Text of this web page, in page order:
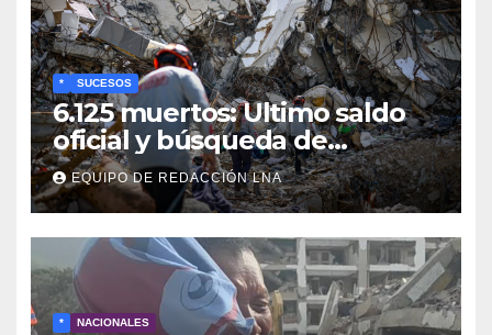
activos
* SUCESOS
6.125 muertos: Ultimo saldo
oficial y búsqueda de
cadáveres continúa entre los
escombros
EQUIPO DE REDACCIÓN LNA
* NACIONALES